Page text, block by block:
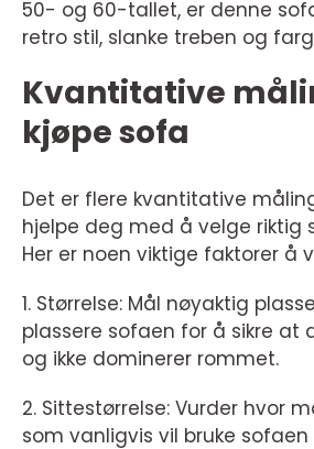
50- og 60-tallet, er denne
retro stil, slanke treben og
Kvantitative
kjøpe sofa
Det er flere kvantitative
hjelpe deg med å velge riktig
Her er noen viktige faktorer å
1. Størrelse: Mål nøyaktig
plassere sofaen for å sikre at
og ikke dominerer rommet.
2. Sittestørrelse: Vurder hvor
som vanligvis vil bruke